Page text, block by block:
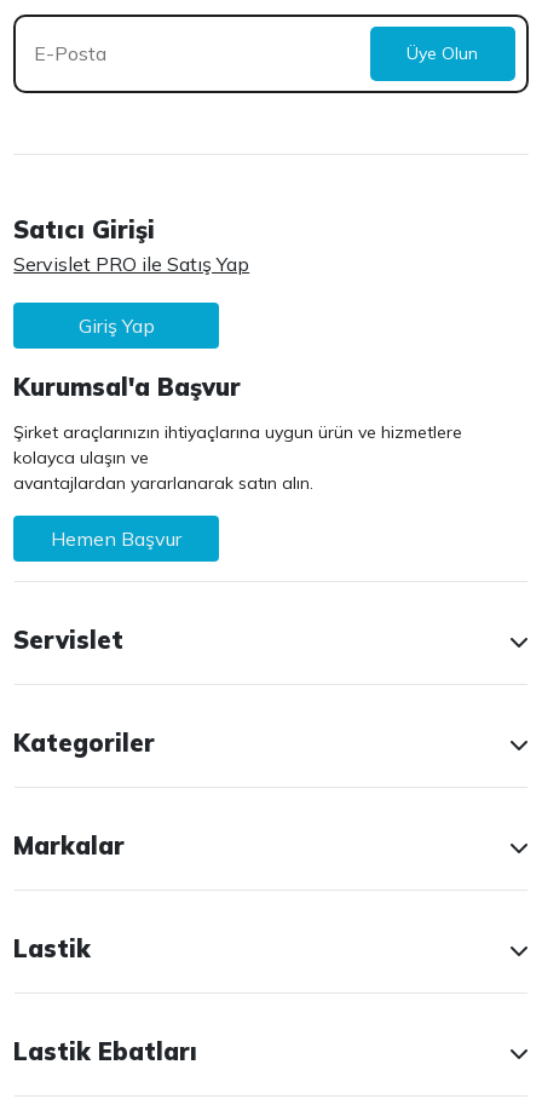
Üye Olun
Satıcı Girişi
Servislet PRO ile Satış Yap
Giriş Yap
Kurumsal'a Başvur
Şirket araçlarınızın ihtiyaçlarına uygun ürün ve hizmetlere
kolayca ulaşın ve
avantajlardan yararlanarak satın alın.
Hemen Başvur
Servislet
Kategoriler
Markalar
Lastik
Lastik Ebatları